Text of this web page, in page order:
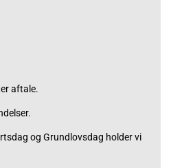
aftale.
og Grundlovsdag holder vi